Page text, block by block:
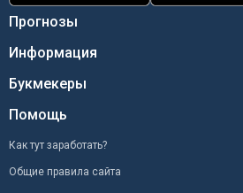
Прогнозы
Информация
Букмекеры
Помощь
Как тут заработать?
Общие правила сайта